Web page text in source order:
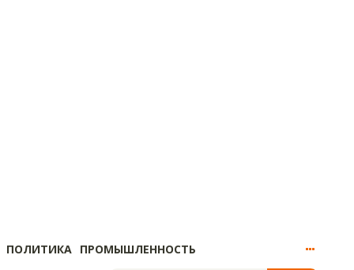
ПОЛИТИКА ПРОМЫШЛЕННОСТЬ